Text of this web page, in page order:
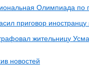
Олимпиада по
приговор
жительницу
новостей